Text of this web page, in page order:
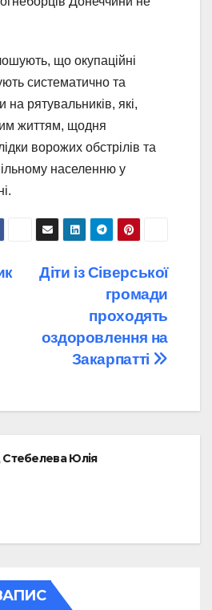
що окупаційні
систематично та
рятувальників, які,
життям, щодня
ворожих обстрілів та
населенню у
Діти із Сіверської
громади
проходять
оздоровлення на
Закарпатті
Стебелева Юлія